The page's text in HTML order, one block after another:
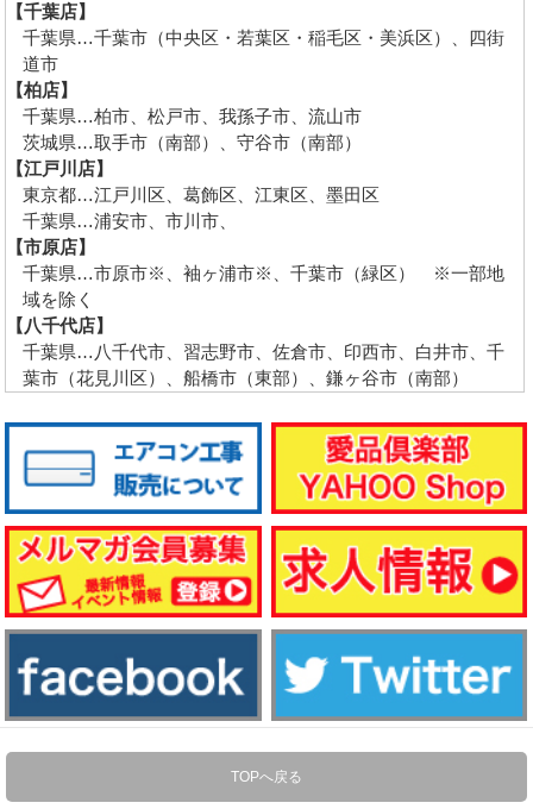
【千葉店】
千葉県…千葉市（中央区・若葉区・稲毛区・美浜区）、四街
道市
【柏店】
千葉県…柏市、松戸市、我孫子市、流山市
茨城県…取手市（南部）、守谷市（南部）
【江戸川店】
東京都…江戸川区、葛飾区、江東区、墨田区
千葉県…浦安市、市川市、
【市原店】
千葉県…市原市※、袖ヶ浦市※、千葉市（緑区） ※一部地
域を除く
【八千代店】
千葉県…八千代市、習志野市、佐倉市、印西市、白井市、千
葉市（花見川区）、船橋市（東部）、鎌ヶ谷市（南部）
TOPへ戻る